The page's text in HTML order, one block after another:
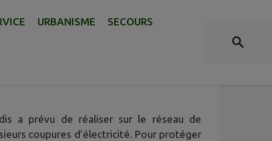
URBANISME SECOURS
a prévu de réaliser sur le réseau de
coupures d’électricité. Pour protéger